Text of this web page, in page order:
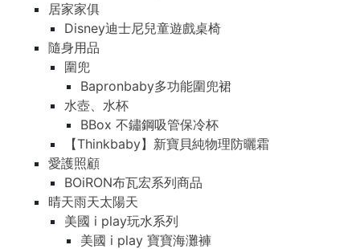
居家家俱
Disney迪士尼兒童遊戲桌椅
隨身用品
圍兜
Bapronbaby多功能圍兜裙
水壺、水杯
BBox 不鏽鋼吸管保冷杯
【Thinkbaby】新寶貝純物理防曬霜
愛護照顧
BOiRON布瓦宏系列商品
晴天雨天太陽天
美國 i play玩水系列
美國 i play 寶寶海灘褲